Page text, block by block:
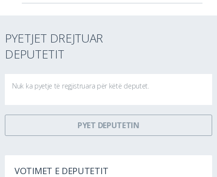
PYETJET DREJTUAR
DEPUTETIT
Nuk ka pyetje të regjistruara për këtë deputet.
PYET DEPUTETIN
VOTIMET E DEPUTETIT